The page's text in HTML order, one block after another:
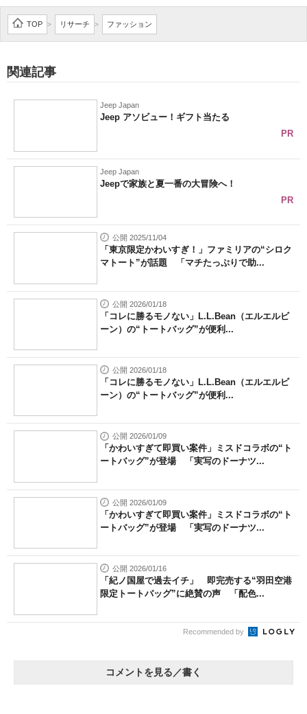
TOP > リサーチ > ファッション
関連記事
Jeep Japan
Jeep アソビュー！ギフト当たる
PR
Jeep Japan
Jeepで家族と夏一番の大冒険へ！
PR
公開 2025/11/04
「東京限定かわいすぎ！」ファミリアの“シロク
マトート”が話題 「マチたっぷりで助...
公開 2026/01/18
「コレに勝るモノない」L.L.Bean（エルエルビ
ーン）の“トートバッグ”が便利...
公開 2026/01/18
「コレに勝るモノない」L.L.Bean（エルエルビ
ーン）の“トートバッグ”が便利...
公開 2026/01/09
「かわいすぎて即買い案件」ミスドコラボの“ト
ートバッグ”が登場 「実写のドーナツ...
公開 2026/01/09
「かわいすぎて即買い案件」ミスドコラボの“ト
ートバッグ”が登場 「実写のドーナツ...
公開 2026/01/16
「紀ノ国屋で過去イチ」 即完売する“羽田空港
限定トートバッグ”に絶賛の声 「配色...
Recommended by
コメントを見る／書く